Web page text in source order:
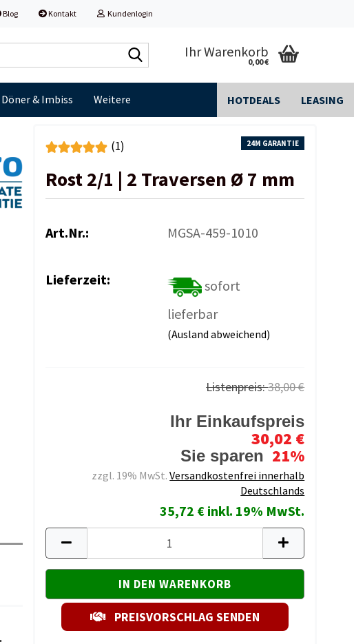
Blog Kontakt Kundenlogin
durchsuchen...
Ihr Warenkorb
0,00 €
Döner & Imbiss HOTDEALS LEASING
Weitere
24M GARANTIE
(1)
Rost 2/1 | 2 Traversen Ø 7 mm
Art.Nr.: MGSA-459-1010
Lieferzeit:
sofort
lieferbar
(Ausland abweichend)
Listenpreis:38,00 €
Ihr Einkaufspreis
30,02 €
Sie sparen 21%
zzgl. 19% MwSt.Versandkostenfrei innerhalb
Deutschlands
35,72 € inkl. 19% MwSt.
PREISVORSCHLAG SENDEN